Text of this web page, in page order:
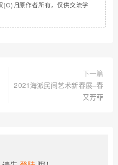
(C)归原作者所有，仅供交流学
下一篇
2021海派民间艺术新春展–春
又芳菲